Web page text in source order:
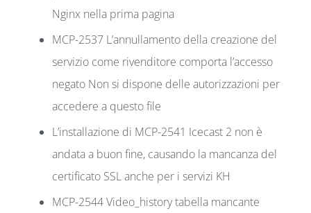
Nginx nella prima pagina
MCP-2537 L’annullamento della creazione del
servizio come rivenditore comporta l’accesso
negato Non si dispone delle autorizzazioni per
accedere a questo file
L’installazione di MCP-2541 Icecast 2 non è
andata a buon fine, causando la mancanza del
certificato SSL anche per i servizi KH
MCP-2544 Video_history tabella mancante